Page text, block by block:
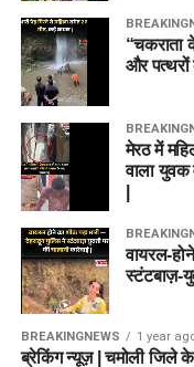
“चकराता
और पत्थरों
मेरठ में
वाला युवक
वायरल-
स्टंटबाज़-
BREAKINGNEWS 1 year
ब्रेकिंग न्यूज़ | चमोली जिले के